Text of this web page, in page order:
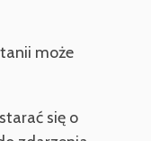
może
się o